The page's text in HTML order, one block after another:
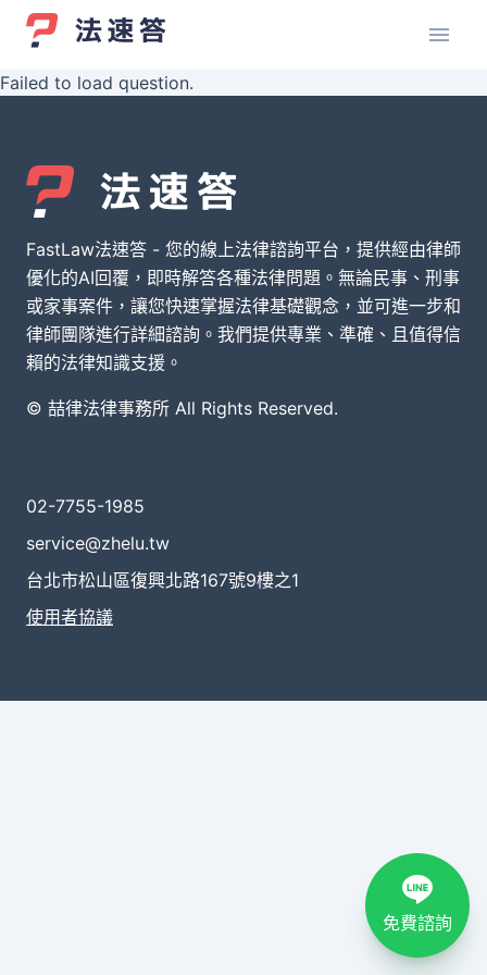
Failed to load question.
FastLaw法速答 - 您的線上法律諮詢平台，提供經由律師
優化的AI回覆，即時解答各種法律問題。無論民事、刑事
或家事案件，讓您快速掌握法律基礎觀念，並可進一步和
律師團隊進行詳細諮詢。我們提供專業、準確、且值得信
賴的法律知識支援。
© 喆律法律事務所 All Rights Reserved.
02-7755-1985
service@zhelu.tw
台北市松山區復興北路167號9樓之1
使用者協議
免費諮詢